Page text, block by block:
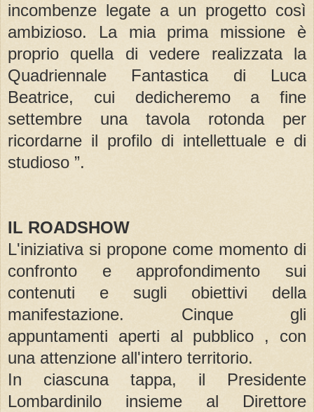
incombenze legate a un progetto così
ambizioso. La mia prima missione è
proprio quella di vedere realizzata la
Quadriennale Fantastica di Luca
Beatrice, cui dedicheremo a fine
settembre una tavola rotonda per
ricordarne il profilo di intellettuale e di
studioso ”.
IL ROADSHOW
L'iniziativa si propone come momento di
confronto e approfondimento sui
contenuti e sugli obiettivi della
manifestazione. Cinque gli
appuntamenti aperti al pubblico , con
una attenzione all'intero territorio.
In ciascuna tappa, il Presidente
Lombardinilo insieme al Direttore